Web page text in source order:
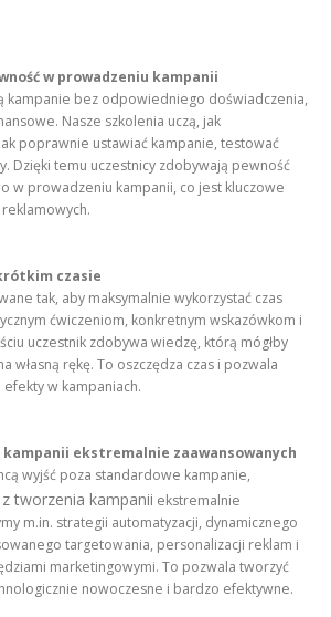
w prowadzeniu kampanii
kampanie bez odpowiedniego doświadczenia,
Nasze szkolenia uczą, jak
poprawnie ustawiać kampanie, testować
Dzięki temu uczestnicy zdobywają pewność
w prowadzeniu kampanii, co jest kluczowe
czasie
tak, aby maksymalnie wykorzystać czas
ćwiczeniom, konkretnym wskazówkom i
uczestnik zdobywa wiedzę, którą mógłby
własną rękę. To oszczędza czas i pozwala
w kampaniach.
ekstremalnie zaawansowanych
wyjść poza standardowe kampanie,
tworzenia kampanii ekstremalnie
m.in. strategii automatyzacji, dynamicznego
targetowania, personalizacji reklam i
marketingowymi. To pozwala tworzyć
nowoczesne i bardzo efektywne.